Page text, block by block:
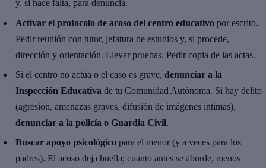
y, si hace falta, para denuncia.
Activar el protocolo de acoso del centro educativo por escrito.
Pedir reunión con tutor, jefatura de estudios y, si procede,
dirección y orientación. Llevar pruebas. Pedir copia de las actas.
Si el centro no actúa o el caso es grave,denunciar a la
Inspección Educativa de tu Comunidad Autónoma. Si hay delito
(agresión, amenazas graves, difusión de imágenes íntimas),
denunciar a la policía o Guardia Civil.
Buscar apoyo psicológico para el menor (y a veces para los
padres). El acoso deja huella; cuanto antes se aborde, menos